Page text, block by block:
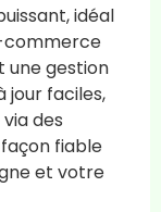
idéal
commerce
une gestion
jour faciles,
des
façon fiable
et votre